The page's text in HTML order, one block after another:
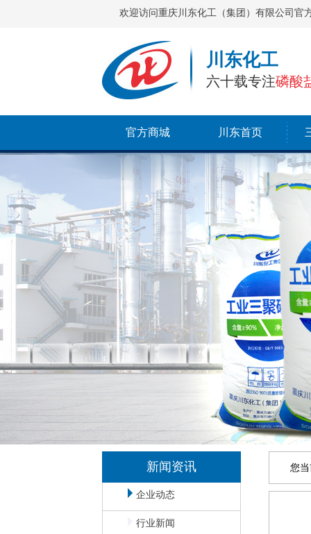
欢迎访问重庆川东化工（集团）有限公司官
川东化工
六十载专注磷酸
官方商城 川东首页
新闻资讯
企业动态
行业新闻
您